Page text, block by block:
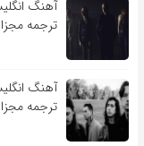
ترجمه مجزا
ترجمه مجزا